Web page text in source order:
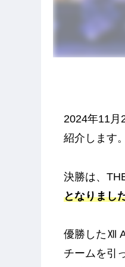
2024年11月
紹介します。
決勝は、
となりまし
優勝したⅫ
チームを引